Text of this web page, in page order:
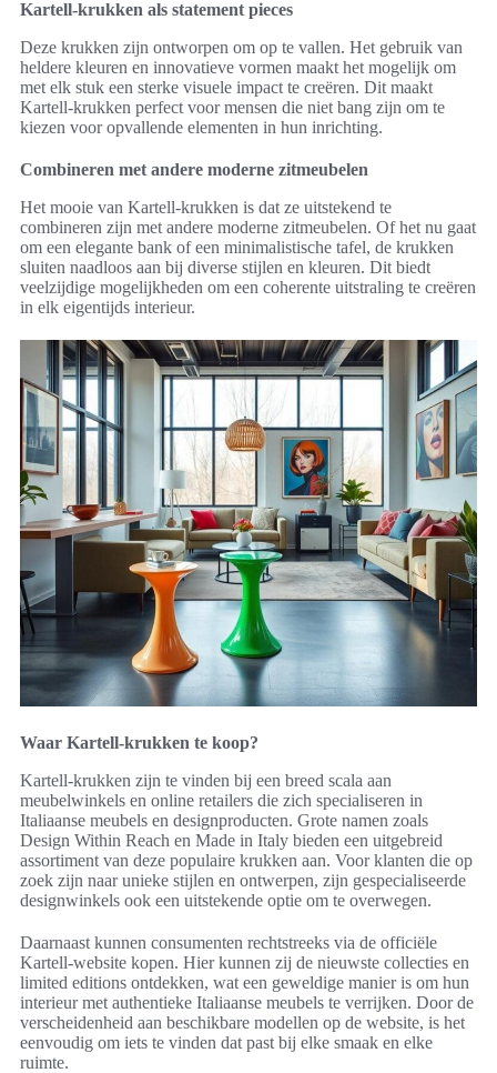
Kartell-krukken als statement pieces
Deze krukken zijn ontworpen om op te vallen. Het gebruik van
heldere kleuren en innovatieve vormen maakt het mogelijk om
met elk stuk een sterke visuele impact te creëren. Dit maakt
Kartell-krukken perfect voor mensen die niet bang zijn om te
kiezen voor opvallende elementen in hun inrichting.
Combineren met andere moderne zitmeubelen
Het mooie van Kartell-krukken is dat ze uitstekend te
combineren zijn met andere moderne zitmeubelen. Of het nu gaat
om een elegante bank of een minimalistische tafel, de krukken
sluiten naadloos aan bij diverse stijlen en kleuren. Dit biedt
veelzijdige mogelijkheden om een coherente uitstraling te creëren
in elk eigentijds interieur.
Waar Kartell-krukken te koop?
Kartell-krukken zijn te vinden bij een breed scala aan
meubelwinkels en online retailers die zich specialiseren in
Italiaanse meubels en designproducten. Grote namen zoals
Design Within Reach en Made in Italy bieden een uitgebreid
assortiment van deze populaire krukken aan. Voor klanten die op
zoek zijn naar unieke stijlen en ontwerpen, zijn gespecialiseerde
designwinkels ook een uitstekende optie om te overwegen.
Daarnaast kunnen consumenten rechtstreeks via de officiële
Kartell-website kopen. Hier kunnen zij de nieuwste collecties en
limited editions ontdekken, wat een geweldige manier is om hun
interieur met authentieke Italiaanse meubels te verrijken. Door de
verscheidenheid aan beschikbare modellen op de website, is het
eenvoudig om iets te vinden dat past bij elke smaak en elke
ruimte.